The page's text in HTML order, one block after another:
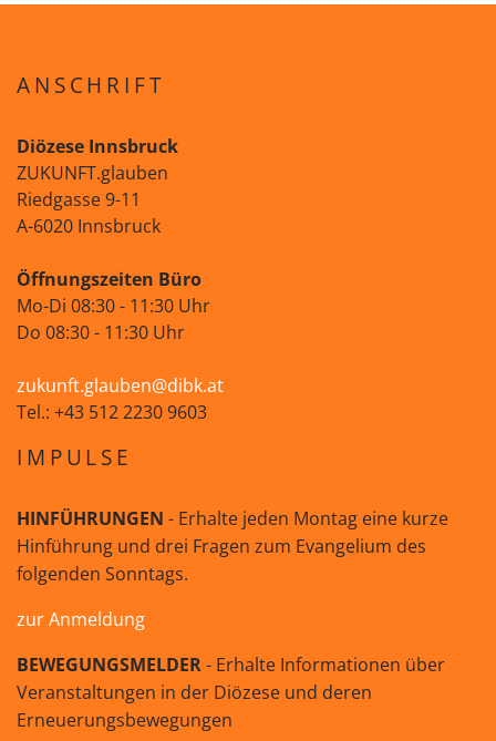
ANSCHRIFT
Diözese Innsbruck
ZUKUNFT.glauben
Riedgasse 9-11
A-6020 Innsbruck
Öffnungszeiten Büro
Mo-Di 08:30 - 11:30 Uhr
Do 08:30 - 11:30 Uhr
zukunft.glauben@dibk.at
Tel.: +43 512 2230 9603
IMPULSE
HINFÜHRUNGEN - Erhalte jeden Montag eine kurze
Hinführung und drei Fragen zum Evangelium des
folgenden Sonntags.
zur Anmeldung
BEWEGUNGSMELDER- Erhalte Informationen über
Veranstaltungen in der Diözese und deren
Erneuerungsbewegungen